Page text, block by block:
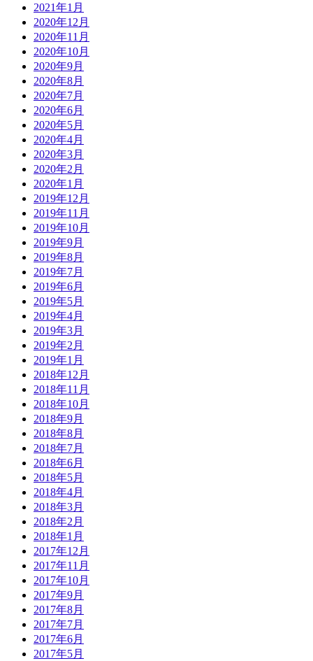
2021年1月
2020年12月
2020年11月
2020年10月
2020年9月
2020年8月
2020年7月
2020年6月
2020年5月
2020年4月
2020年3月
2020年2月
2020年1月
2019年12月
2019年11月
2019年10月
2019年9月
2019年8月
2019年7月
2019年6月
2019年5月
2019年4月
2019年3月
2019年2月
2019年1月
2018年12月
2018年11月
2018年10月
2018年9月
2018年8月
2018年7月
2018年6月
2018年5月
2018年4月
2018年3月
2018年2月
2018年1月
2017年12月
2017年11月
2017年10月
2017年9月
2017年8月
2017年7月
2017年6月
2017年5月